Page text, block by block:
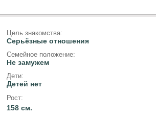
Цель знакомства:
Серьёзные отношения
Семейное положение:
Не замужем
Дети:
Детей нет
Рост:
158 см.